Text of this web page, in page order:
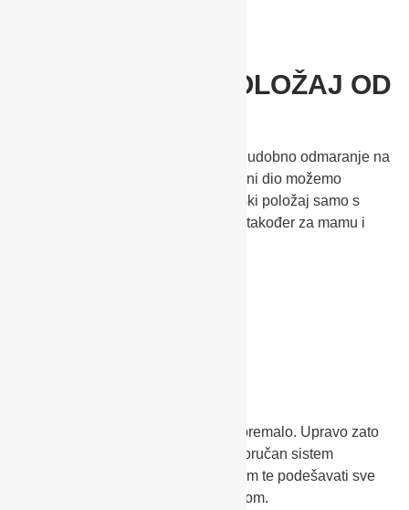
ERGONOMSKI POLOŽAJ OD
Kako bi osigurali djetetu i mališanu udobno odmaranje na
svakoj šetnjici, naslon za noge i leđni dio možemo
podesiti u potpuno ležeći ergonomski položaj samo s
jednom rukom – iznimno praktično, također za mamu i
Za roditelje su ponekad dvije ruke premalo. Upravo zato
naša Sadena ne samo da ima jednoručan sistem
slaganja, možemo ih voziti s lakoćom te podešavati sve
važne postavke samo s jednom rukom.